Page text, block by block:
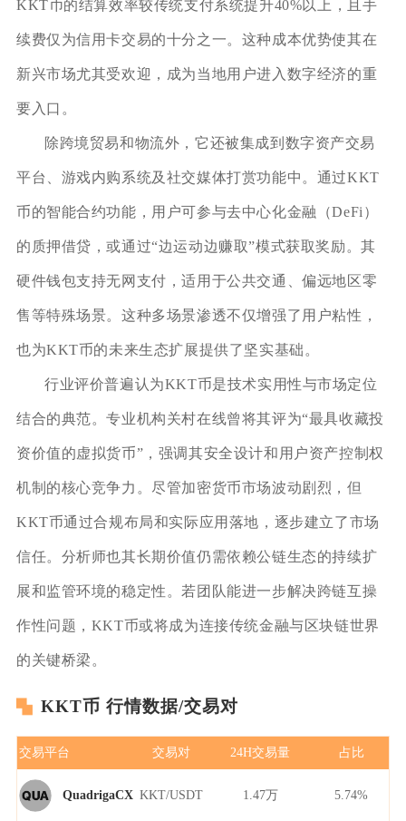
KKT币的结算效率较传统支付系统提升40%以上，且手
续费仅为信用卡交易的十分之一。这种成本优势使其在
新兴市场尤其受欢迎，成为当地用户进入数字经济的重
要入口。
除跨境贸易和物流外，它还被集成到数字资产交易
平台、游戏内购系统及社交媒体打赏功能中。通过KKT
币的智能合约功能，用户可参与去中心化金融（DeFi）
的质押借贷，或通过“边运动边赚取”模式获取奖励。其
硬件钱包支持无网支付，适用于公共交通、偏远地区零
售等特殊场景。这种多场景渗透不仅增强了用户粘性，
也为KKT币的未来生态扩展提供了坚实基础。
行业评价普遍认为KKT币是技术实用性与市场定位
结合的典范。专业机构关村在线曾将其评为“最具收藏投
资价值的虚拟货币”，强调其安全设计和用户资产控制权
机制的核心竞争力。尽管加密货币市场波动剧烈，但
KKT币通过合规布局和实际应用落地，逐步建立了市场
信任。分析师也其长期价值仍需依赖公链生态的持续扩
展和监管环境的稳定性。若团队能进一步解决跨链互操
作性问题，KKT币或将成为连接传统金融与区块链世界
的关键桥梁。
KKT币 行情数据/交易对
交易平台 交易对 24H交易量 占比
QuadrigaCX KKT/USDT 1.47万 5.74%